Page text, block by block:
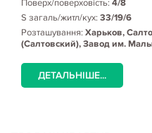
Поверх/поверховість: 4/8
S загаль/житл/кух: 33/19/6
Розташування: Харьков,
(Салтовский), Завод им.
ДЕТАЛЬНІШЕ...